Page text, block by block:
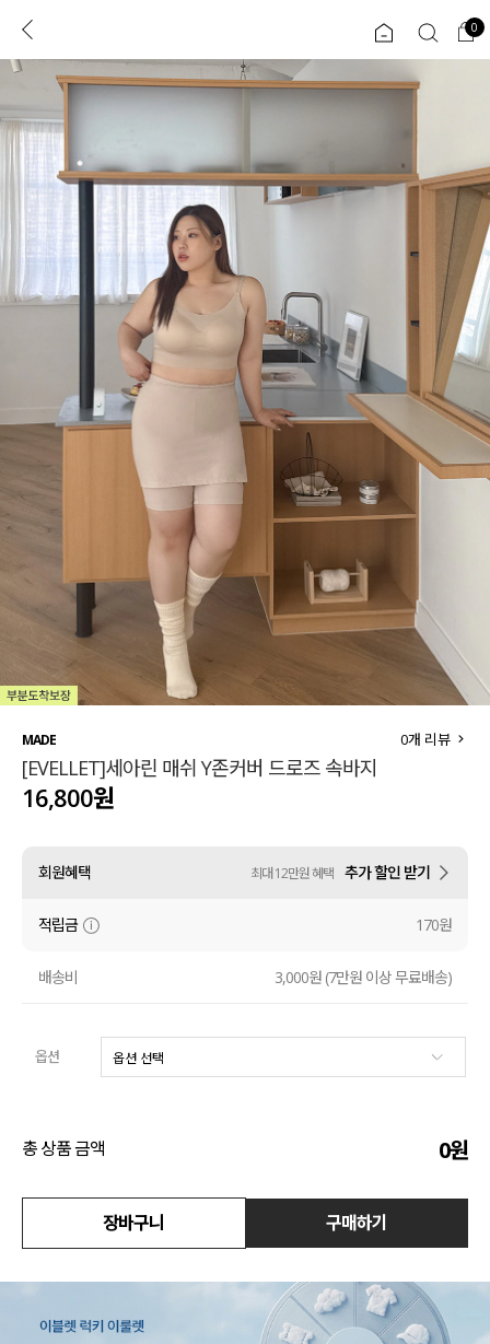
로그인 0
ENG
JP
콘텐츠 리뷰 & 혜택 플러스핏 회원혜택 입
CATEGORY
도착보장⚡
세트할인 ~30%
하객룩
살안타템
110사이즈
티셔츠
셔츠
원피스
니트
ALL
익스클루시브
아우터
티셔츠
니트
원피스
팬츠
스커트
언더웨어
0
MADE
[EVELLET]세아린 매쉬 Y존커버 드로즈 속바지
0개 리뷰
16,800원
회원혜택 최대 12만원 혜택 추가 할인 받기
적립금 170원
배송비 3,000원 (7만원 이상 무료배송)
옵션
총 상품 금액 0원
장바구니 구매하기